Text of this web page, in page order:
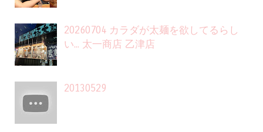
20260704 カラダが太麺を欲してるらし
い... 太一商店 乙津店
20130529